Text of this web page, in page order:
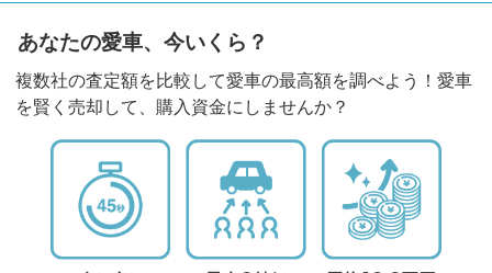
あなたの愛車、今いくら？
複数社の査定額を比較して愛車の最高額を調べよう！愛車
を賢く売却して、購入資金にしませんか？